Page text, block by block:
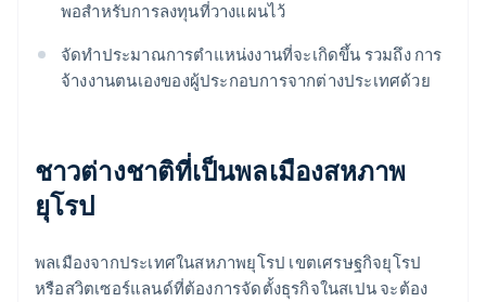
พอสำหรับการลงทุนที่วางแผนไว้
จัดทำประมาณการตำแหน่งงานที่จะเกิดขึ้น รวมถึง การ
จ้างงานตนเองของผู้ประกอบการจากต่างประเทศด้วย
ชาวต่างชาติที่เป็นพลเมืองสหภาพ
ยุโรป
พลเมืองจากประเทศในสหภาพยุโรป เขตเศรษฐกิจยุโรป
หรือสวิตเซอร์แลนด์ที่ต้องการจัดตั้งธุรกิจในสเปน จะต้อง